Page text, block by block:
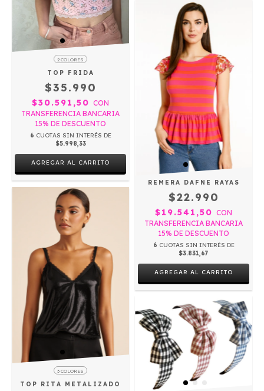
2 COLORES
TOP FRIDA
$35.990
$30.591,50 CON
TRANSFERENCIA BANCARIA
15% DE DESCUENTO
6 CUOTAS SIN INTERÉS DE
$5.998,33
AGREGAR AL CARRITO
REMERA DAFNE RAYAS
$22.990
$19.541,50 CON
TRANSFERENCIA BANCARIA
15% DE DESCUENTO
6 CUOTAS SIN INTERÉS DE
$3.831,67
AGREGAR AL CARRITO
3 COLORES
TOP RITA METALIZADO